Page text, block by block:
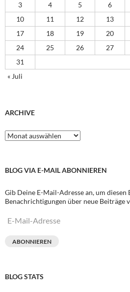
3
4 5 6
10
11 12 13
17
18 19 20
24
25 26 27
31
« Juli
ARCHIVE
Archive
BLOG VIA E-MAIL ABONNIEREN
Gib Deine E-Mail-Adresse an, um diesen
Benachrichtigungen über neue Beiträge
E-
ABONNIEREN
BLOG STATS